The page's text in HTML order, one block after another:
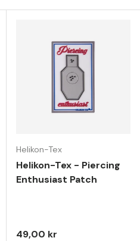
Helikon-Tex
Helikon-Tex - Piercing
Enthusiast Patch
Normal pris
49,00 kr